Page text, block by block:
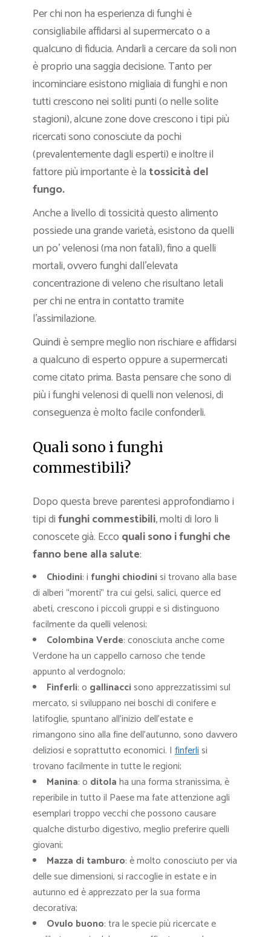
Per chi non ha esperienza di funghi è
consigliabile affidarsi al supermercato o a
qualcuno di fiducia. Andarli a cercare da soli non
è proprio una saggia decisione. Tanto per
incominciare esistono migliaia di funghi e non
tutti crescono nei soliti punti (o nelle solite
stagioni), alcune zone dove crescono i tipi più
ricercati sono conosciute da pochi
(prevalentemente dagli esperti) e inoltre il
fattore più importante è la tossicità del
fungo.
Anche a livello di tossicità questo alimento
possiede una grande varietà, esistono da quelli
un po’ velenosi (ma non fatali), fino a quelli
mortali, ovvero funghi dall’elevata
concentrazione di veleno che risultano letali
per chi ne entra in contatto tramite
l’assimilazione.
Quindi è sempre meglio non rischiare e affidarsi
a qualcuno di esperto oppure a supermercati
come citato prima. Basta pensare che sono di
più i funghi velenosi di quelli non velenosi, di
conseguenza è molto facile confonderli.
Quali sono i funghi
commestibili?
Dopo questa breve parentesi approfondiamo i
tipi difunghi commestibili, molti di loro li
conoscete già. Ecco quali sono i funghi che
fanno bene alla salute:
Chiodini: i funghi chiodini si trovano alla base
di alberi “morenti” tra cui gelsi, salici, querce ed
abeti, crescono i piccoli gruppi e si distinguono
facilmente da quelli velenosi;
Colombina Verde: conosciuta anche come
Verdone ha un cappello carnoso che tende
appunto al verdognolo;
Finferli: o gallinacci sono apprezzatissimi sul
mercato, si sviluppano nei boschi di conifere e
latifoglie, spuntano all’inizio dell’estate e
rimangono sino alla fine dell’autunno, sono davvero
deliziosi e soprattutto economici. I finferlisi
trovano facilmente in tutte le regioni;
Manina: o ditolaha una forma stranissima, è
reperibile in tutto il Paese ma fate attenzione agli
esemplari troppo vecchi che possono causare
qualche disturbo digestivo, meglio preferire quelli
giovani;
Mazza di tamburo: è molto conosciuto per via
delle sue dimensioni, si raccoglie in estate e in
autunno ed è apprezzato per la sua forma
decorativa;
Ovulo buono: tra le specie più ricercate e